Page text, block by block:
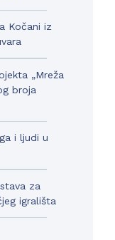
Kočani iz
„Mreža
broja
i ljudi u
za
igrališta